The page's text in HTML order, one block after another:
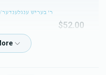
BENGLANDER/ר' בעריש ענגלענדער
$52.00